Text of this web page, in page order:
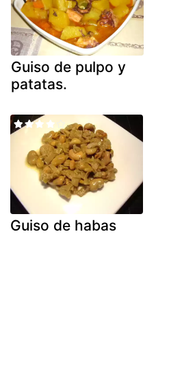
Guiso de pulpo y
patatas.
Guiso de habas